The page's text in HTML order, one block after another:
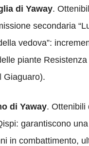
di Yaway.
secondaria
vedova”:
piante
Giaguaro).
di Yaway. Ottenibili
garantiscono
in combattimento,